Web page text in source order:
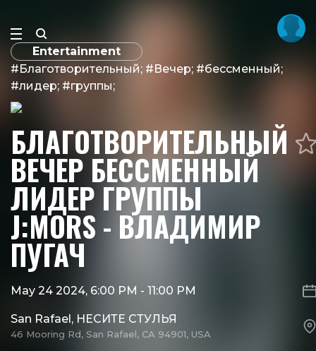
Entertainment
#Благотворительный; #Вечер; #бессменный;
#лидер; #группы;
БЛАГОТВОРИТЕЛЬНЫЙ
ВЕЧЕР БЕССМЕННЫЙ
ЛИДЕР ГРУППЫ
J:MORS - ВЛАДИМИР
ПУГАЧ
May 24 2024, 6:00 PM - 11:00 PM
San Rafael, НЕСИТЕ СТУЛЬЯ
46 Mooring Rd, San Rafael, CA 94901, USA